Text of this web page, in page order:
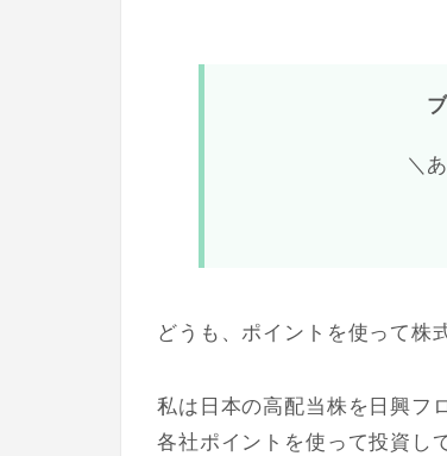
＼
どうも、ポイントを使って株
私は日本の高配当株を日興フ
各社ポイントを使って投資し